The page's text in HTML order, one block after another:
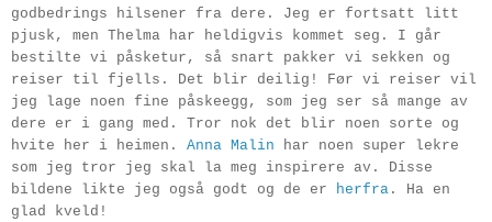
godbedrings hilsener fra dere. Jeg er fortsatt litt
pjusk, men Thelma har heldigvis kommet seg. I går
bestilte vi påsketur, så snart pakker vi sekken og
reiser til fjells. Det blir deilig! Før vi reiser vil
jeg lage noen fine påskeegg, som jeg ser så mange av
dere er i gang med. Tror nok det blir noen sorte og
hvite her i heimen. Anna Malin har noen super lekre
som jeg tror jeg skal la meg inspirere av. Disse
bildene likte jeg også godt og de er
herfra . Ha en
glad kveld!